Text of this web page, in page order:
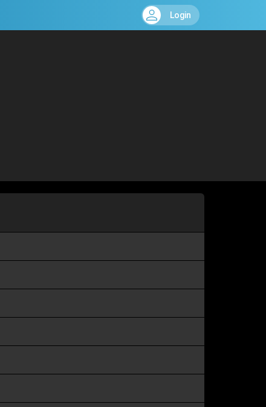
Login